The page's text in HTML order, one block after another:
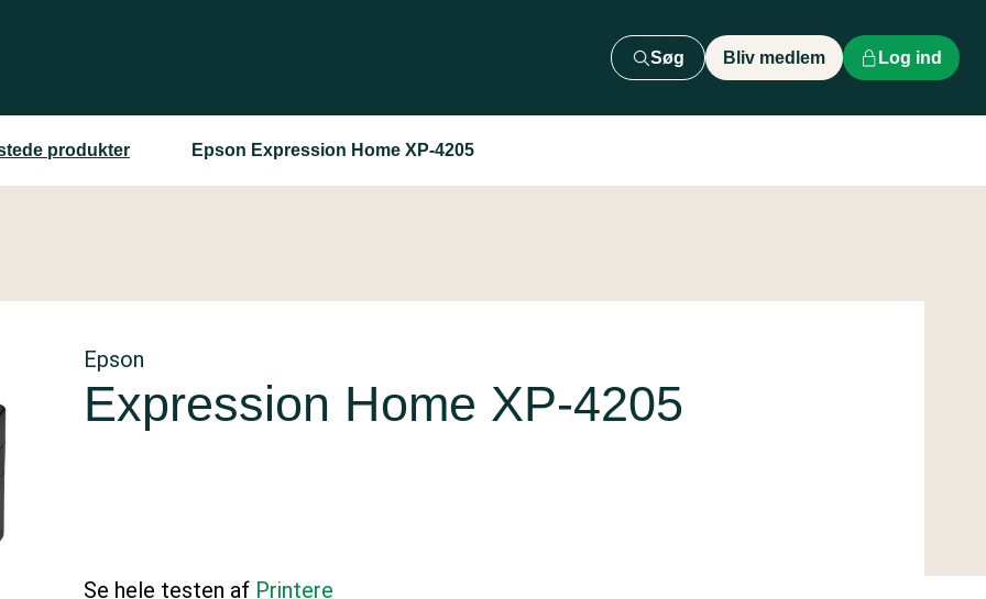
Søg Bliv medlem Log ind
produkter Epson Expression Home XP-4205
Epson
Expression Home XP-4205
Se hele testen af Printere